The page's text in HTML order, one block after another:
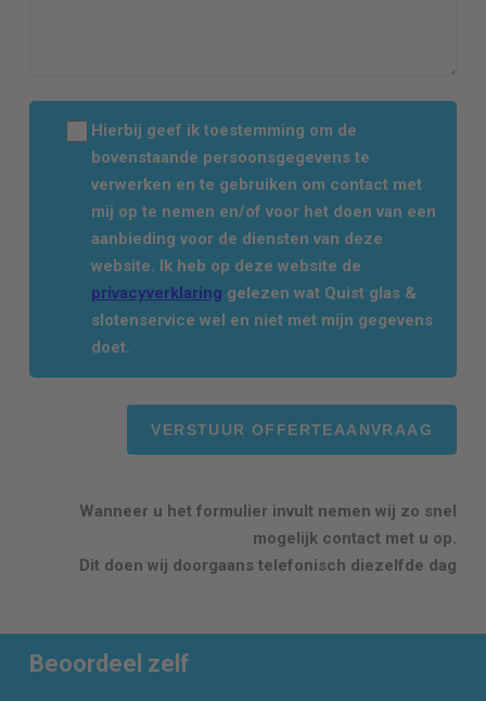
Hierbij geef ik toestemming om de
bovenstaande persoonsgegevens te
verwerken en te gebruiken om contact met
mij op te nemen en/of voor het doen van een
aanbieding voor de diensten van deze
website. Ik heb op deze website de
privacyverklaring gelezen wat Quist glas &
slotenservice wel en niet met mijn gegevens
doet.
Wanneer u het formulier invult nemen wij zo snel
mogelijk contact met u op.
Dit doen wij doorgaans telefonisch diezelfde dag
Beoordeel zelf